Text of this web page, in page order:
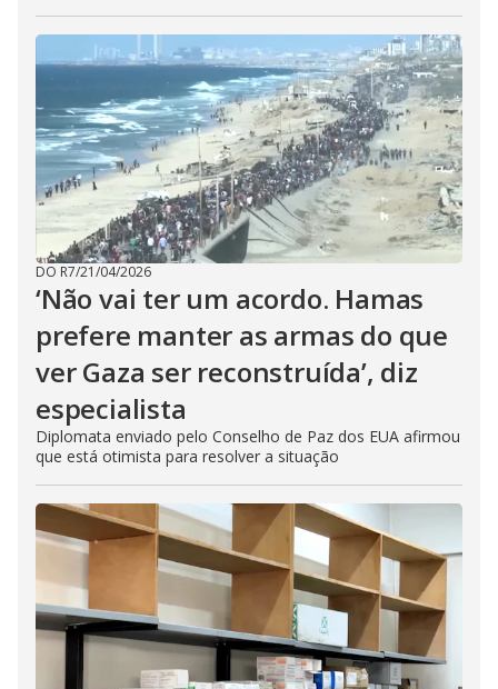
DO R7/21/04/2026
‘Não vai ter um acordo. Hamas
prefere manter as armas do que
ver Gaza ser reconstruída’, diz
especialista
Diplomata enviado pelo Conselho de Paz dos EUA afirmou
que está otimista para resolver a situação